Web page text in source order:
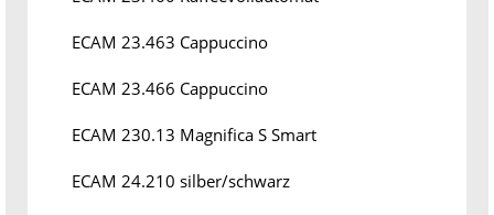
ECAM 23.463 Cappuccino
ECAM 23.466 Cappuccino
ECAM 230.13 Magnifica S Smart
ECAM 24.210 silber/schwarz